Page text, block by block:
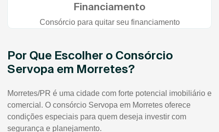
Financiamento
Consórcio para quitar seu financiamento
Por Que Escolher o Consórcio
Servopa em Morretes?
Morretes/PR é uma cidade com forte potencial imobiliário e
comercial. O consórcio Servopa em Morretes oferece
condições especiais para quem deseja investir com
segurança e planejamento.